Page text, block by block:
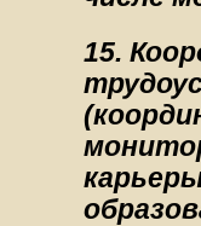
15.